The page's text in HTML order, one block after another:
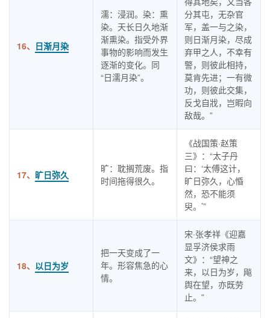
16、 日渐月染
濡：浸润。染：熏
染。天长日久地渐
渐熏染。指受外界
事物的影响而发生
逐渐的变化。同
“日濡月染”。
分其屯，无杂官
军，盖一与之染，
则日渐月染，尽成
弃甲之人，不幸有
警，则彼此相持，
莫肯先进；一有微
功，则彼此交集，
反戈自戕，岂暇向
敌哉。”
17、 旷日弥久
旷：耽搁荒废。指
时间拖得很久。
《战国策·赵策
三》：“太子丹
曰：‘太傅这计，
旷日弥久，心惛
然，恐不能须
臾。’”
18、 以日为岁
把一天变成了一
年。形容焦急的心
情。
宋·张孝祥《迎嘉
显孚济侯求雨
文》：“望神之
来，以日为岁，飚
舆在望，亦既劳
止。”